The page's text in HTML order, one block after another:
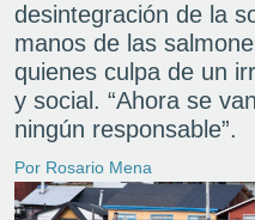
desintegración de la
manos de las
quienes culpa de un
y social. “Ahora se
ningún responsable”.
Por Rosario Mena